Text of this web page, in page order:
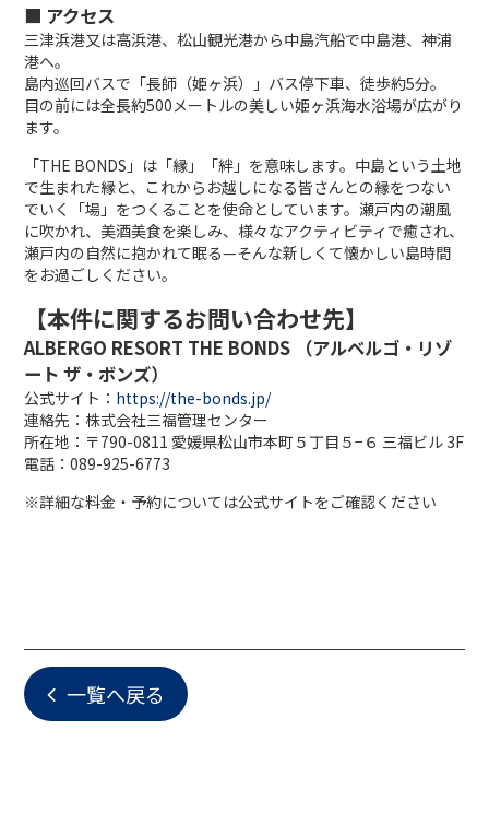
■ アクセス
三津浜港又は高浜港、松山観光港から中島汽船で中島港、神浦
港へ。
島内巡回バスで「長師（姫ヶ浜）」バス停下車、徒歩約5分。
目の前には全長約500メートルの美しい姫ヶ浜海水浴場が広がり
ます。
「THE BONDS」は「縁」「絆」を意味します。中島という土地
で生まれた縁と、これからお越しになる皆さんとの縁をつない
でいく「場」をつくることを使命としています。瀬戸内の潮風
に吹かれ、美酒美食を楽しみ、様々なアクティビティで癒され、
瀬戸内の自然に抱かれて眠る—そんな新しくて懐かしい島時間
をお過ごしください。
【本件に関するお問い合わせ先】
ALBERGO RESORT THE BONDS （アルベルゴ・リゾ
ート ザ・ボンズ）
公式サイト： https://the-bonds.jp/
連絡先：株式会社三福管理センター
所在地：〒790-0811 愛媛県松山市本町５丁目５−６ 三福ビル 3F
電話：089-925-6773
※詳細な料金・予約については公式サイトをご確認ください
一覧へ戻る